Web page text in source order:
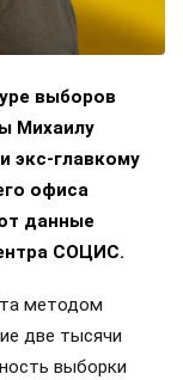
выборов
Михаилу
экс-главкому
офиса
данные
СОЦИС.
методом
две тысячи
выборки